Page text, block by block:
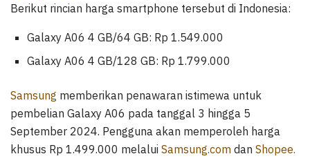
Berikut rincian harga smartphone tersebut di Indonesia:
Galaxy A06 4 GB/64 GB: Rp 1.549.000
Galaxy A06 4 GB/128 GB: Rp 1.799.000
Samsung memberikan penawaran istimewa untuk
pembelian Galaxy A06 pada tanggal 3 hingga 5
September 2024. Pengguna akan memperoleh harga
khusus Rp 1.499.000 melalui Samsung.com dan Shopee.